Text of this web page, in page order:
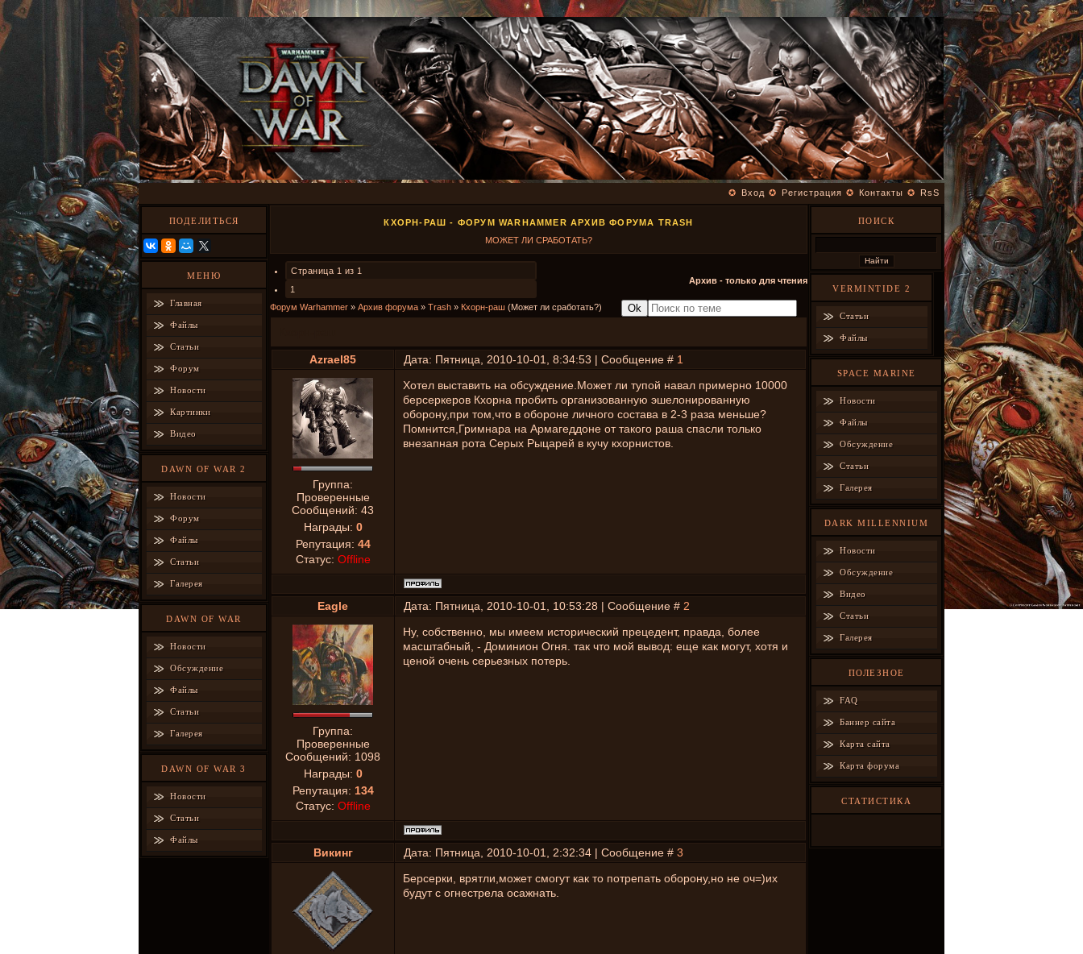
✪ Вход ✪ Регистрация ✪ Контакты ✪ RsS
ПОДЕЛИТЬСЯ
МЕНЮ
Главная
Файлы
Статьи
Форум
Новости
Картинки
Видео
DAWN OF WAR 2
Новости
Форум
Файлы
Статьи
Галерея
DAWN OF WAR
Новости
Обсуждение
Файлы
Статьи
Галерея
DAWN OF WAR 3
Новости
Статьи
Файлы
КХОРН-РАШ - ФОРУМ WARHAMMER АРХИВ ФОРУМА TRASH
МОЖЕТ ЛИ СРАБОТАТЬ?
Страница 1 из 1
1
Архив - только для чтения
Форум Warhammer » Архив форума » Trash » Кхорн-раш (Может ли сработать?)
Azrael85 Дата: Пятница, 2010-10-01, 8:34:53 | Сообщение # 1
Группа:
Проверенные
Сообщений: 43
Награды: 0
Репутация: 44
Статус: Offline
Хотел выставить на обсуждение.Может ли тупой навал примерно 10000
берсеркеров Кхорна пробить организованную эшелонированную
оборону,при том,что в обороне личного состава в 2-3 раза меньше?
Помнится,Гримнара на Армагеддоне от такого раша спасли только
внезапная рота Серых Рыцарей в кучу кхорнистов.
Eagle Дата: Пятница, 2010-10-01, 10:53:28 | Сообщение # 2
Группа:
Проверенные
Сообщений: 1098
Награды: 0
Репутация: 134
Статус: Offline
Ну, собственно, мы имеем исторический прецедент, правда, более
масштабный, - Доминион Огня. так что мой вывод: еще как могут, хотя и
ценой очень серьезных потерь.
Викинг Дата: Пятница, 2010-10-01, 2:32:34 | Сообщение # 3
Берсерки, врятли,может смогут как то потрепать оборону,но не оч=)их
будут с огнестрела осажнать.
ПОИСК
VERMINTIDE 2
Статьи
Файлы
SPACE MARINE
Новости
Файлы
Обсуждение
Статьи
Галерея
DARK MILLENNIUM
Новости
Обсуждение
Видео
Статьи
Галерея
ПОЛЕЗНОЕ
FAQ
Баннер сайта
Карта сайта
Карта форума
СТАТИСТИКА